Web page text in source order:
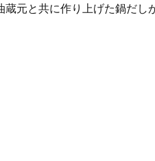
元と共に作り上げた鍋だ